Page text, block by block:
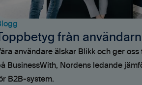
Toppbetyg från
användare älskar Blikk och ger
BusinessWith, Nordens ledande
B2B-system.